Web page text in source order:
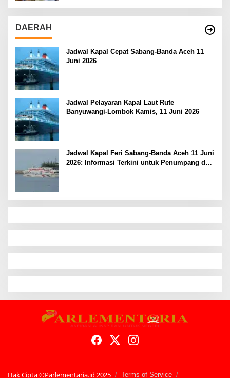
DAERAH
Jadwal Kapal Cepat Sabang-Banda Aceh 11
Juni 2026
Jadwal Pelayaran Kapal Laut Rute
Banyuwangi-Lombok Kamis, 11 Juni 2026
Jadwal Kapal Feri Sabang-Banda Aceh 11 Juni
2026: Informasi Terkini untuk Penumpang dan
Hak Cipta ©Parlementaria.id 2025 Terms of Service